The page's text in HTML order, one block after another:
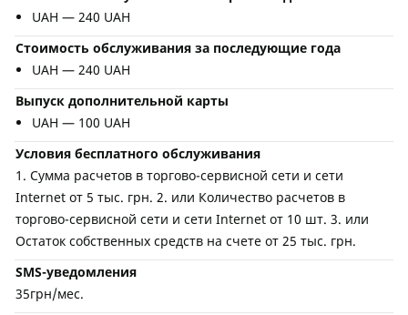
UAH — 240 UAH
Стоимость обслуживания за последующие года
UAH — 240 UAH
Выпуск дополнительной карты
UAH — 100 UAH
Условия бесплатного обслуживания
1. Сумма расчетов в торгово-сервисной сети и сети
Internet от 5 тыс. грн. 2. или Количество расчетов в
торгово-сервисной сети и сети Internet от 10 шт. 3. или
Остаток собственных средств на счете от 25 тыс. грн.
SMS-уведомления
35грн/мес.